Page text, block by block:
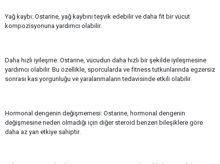
Yağ kaybı: Ostarine, yağ kaybını teşvik edebilir ve daha fit bir vücut
kompozisyonuna yardımcı olabilir.
Daha hızlı iyileşme: Ostarine, vücudun daha hızlı bir şekilde iyileşmesine
yardımcı olabilir. Bu özellikle, sporcularda ve fitness tutkunlarında egzersiz
sonrası kas yorgunluğu ve yaralanmaların tedavisinde etkili olabilir.
Hormonal dengenin değişmemesi: Ostarine, hormonal dengenin
değişmesine neden olmadığı için diğer steroid benzeri bileşiklere göre
daha az yan etkiye sahiptir.